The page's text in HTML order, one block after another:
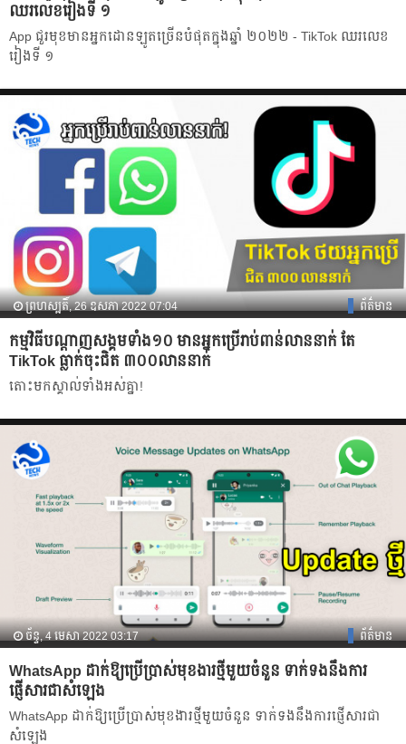
ឈរលេខរៀងទី ១
App ជួរមុខមានអ្នកដោនឡូតច្រើនបំផុតក្នុងឆ្នាំ ២០២២ - TikTok ឈរលេខ
រៀងទី ១
ព្រហស្បតិ៍, 26 ឧសភា 2022 07:04 ព័ត៌មាន
កម្មវិធីបណ្ដាញសង្គមទាំង១០ មានអ្នកប្រើរាប់ពាន់លាននាក់ តែ
TikTok ធ្លាក់ចុះជិត ៣០០លាននាក់
តោះមកស្គាល់ទាំងអស់គ្នា!
ច័ន្ទ, 4 មេសា 2022 03:17 ព័ត៌មាន
WhatsApp ដាក់ឱ្យប្រើប្រាស់មុខងារថ្មីមួយចំនួន ទាក់ទងនឹងការ
ផ្ញើសារជាសំឡេង
WhatsApp ដាក់ឱ្យប្រើប្រាស់មុខងារថ្មីមួយចំនួន ទាក់ទងនឹងការផ្ញើសារជា
សំឡេង